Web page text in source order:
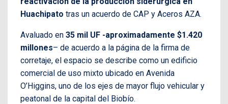
Huachipato tras un acuerdo de CAP y Aceros AZA.
Avaluado en 35 mil UF -aproximadamente $1.420
millones– de acuerdo a la página de la firma de
corretaje, el espacio se describe como un edificio
comercial de uso mixto ubicado en Avenida
O’Higgins, uno de los ejes de mayor flujo vehicular y
peatonal de la capital del Biobío.